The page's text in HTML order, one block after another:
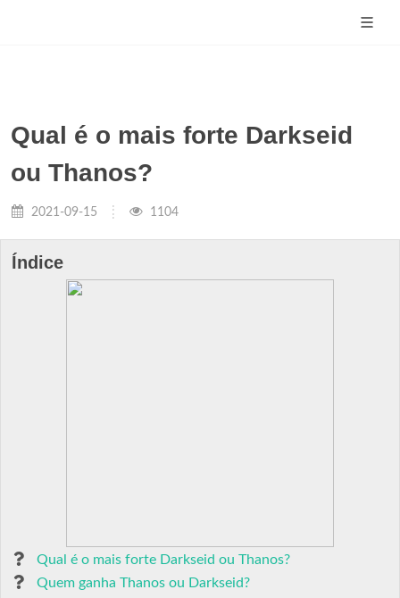
Qual é o mais forte Darkseid
ou Thanos?
2021-09-15 1104
Índice
Qual é o mais forte Darkseid ou Thanos?
Quem ganha Thanos ou Darkseid?